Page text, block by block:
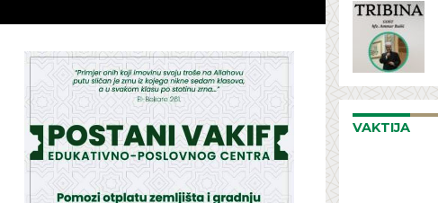
VAKTIJA